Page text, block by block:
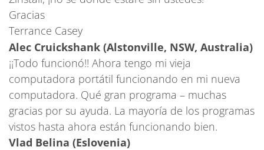
Gracias
Terrance Casey
Alec Cruickshank (Alstonville, NSW, Australia)
¡¡Todo funcionó!! Ahora tengo mi vieja
computadora portátil funcionando en mi nueva
computadora. Qué gran programa – muchas
gracias por su ayuda. La mayoría de los programas
vistos hasta ahora están funcionando bien.
Vlad Belina (Eslovenia)